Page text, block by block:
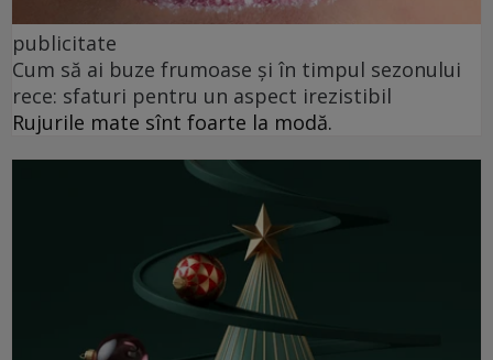
publicitate
Cum să ai buze frumoase şi în timpul sezonului
rece: sfaturi pentru un aspect irezistibil
Rujurile mate sînt foarte la modă.